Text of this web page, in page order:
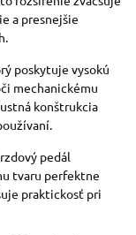
a presnejšie
poskytuje vysokú
mechanickému
konštrukcia
pedál
tvaru perfektne
praktickosť pri